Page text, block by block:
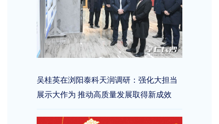
吴桂英在浏阳泰科天润调研：强化大担当
展示大作为 推动高质量发展取得新成效